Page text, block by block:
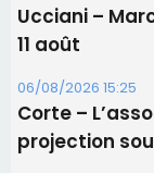
Ucciani –
11 août
06/08/2026 15:25
Corte –
projection